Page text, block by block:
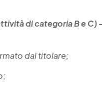
di categoria B e C)
dal titolare;